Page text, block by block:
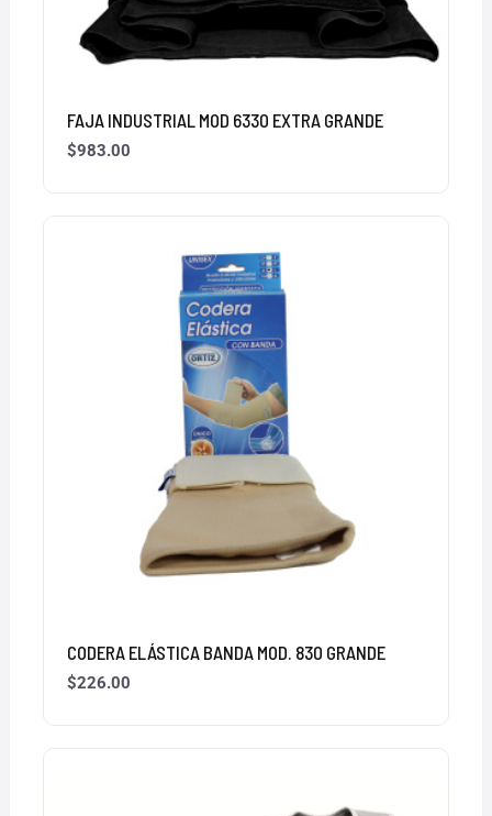
FAJA INDUSTRIAL MOD 6330 EXTRA GRANDE
$983.00
CODERA ELÁSTICA BANDA MOD. 830 GRANDE
$226.00